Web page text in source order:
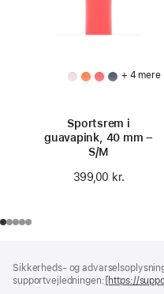
+ 4 mere
Sportsrem i
guavapink, 40 mm –
S/M
399,00 kr.
Sikkerheds- og
supportvejledningen: [https://